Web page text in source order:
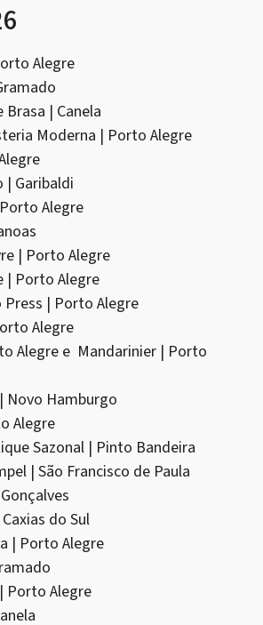
Alegre
Brasa | Canela
Moderna | Porto Alegre
| Garibaldi
Alegre
| Porto Alegre
| Porto Alegre
Press | Porto Alegre
Alegre
Alegre e Mandarinier | Porto
Novo Hamburgo
Alegre
Sazonal | Pinto Bandeira
| São Francisco de Paula
do Sul
| Porto Alegre
Porto Alegre